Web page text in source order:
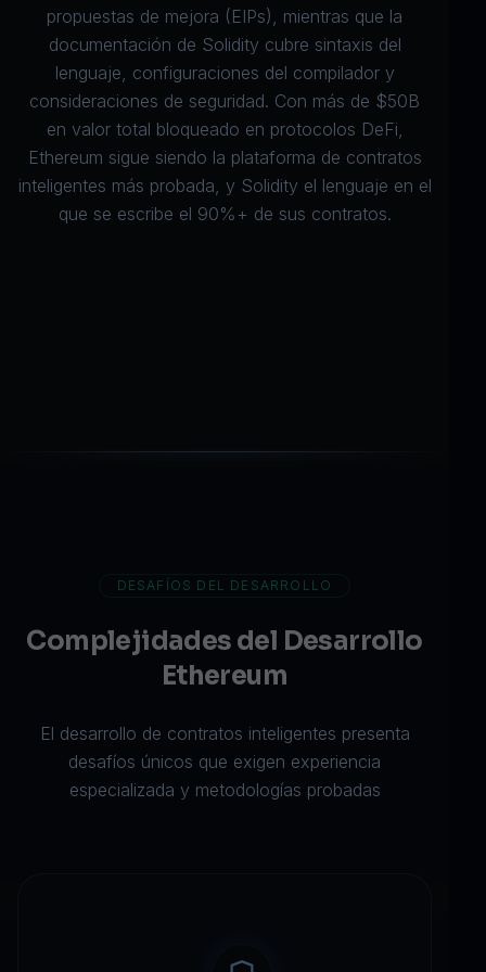
propuestas de mejora (EIPs), mientras que la
documentación de Solidity cubre sintaxis del
lenguaje, configuraciones del compilador y
consideraciones de seguridad. Con más de $50B
en valor total bloqueado en protocolos DeFi,
Ethereum sigue siendo la plataforma de contratos
inteligentes más probada, y Solidity el lenguaje en el
que se escribe el 90%+ de sus contratos.
DESAFÍOS DEL DESARROLLO
Complejidades del Desarrollo
Ethereum
El desarrollo de contratos inteligentes presenta
desafíos únicos que exigen experiencia
especializada y metodologías probadas